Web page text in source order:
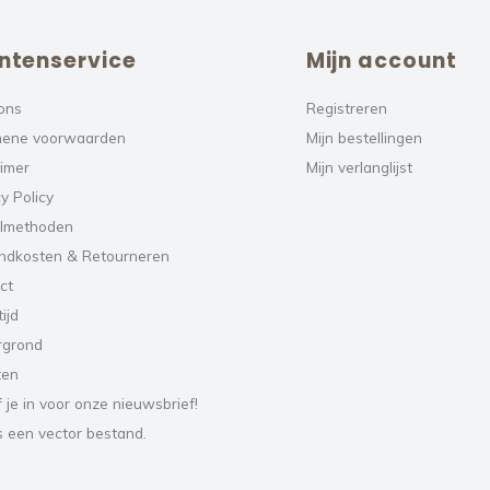
voorwaarden
Policy
& Retourneren
je in voor onze nieuwsbrief!
een vector bestand.
Mijn account
Registreren
Mijn bestellingen
Mijn verlanglijst